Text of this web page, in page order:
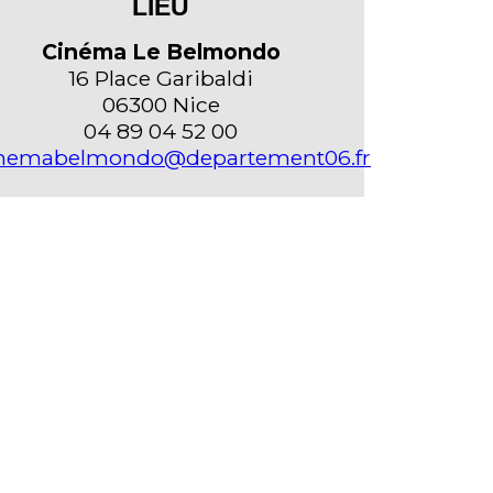
LIEU
Cinéma Le Belmondo
16 Place Garibaldi
06300 Nice
04 89 04 52 00